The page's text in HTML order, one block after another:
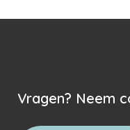
Vragen? Neem